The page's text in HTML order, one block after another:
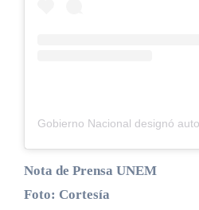
Gobierno Nacional designó
Nota de Prensa UNEM
Foto: Cortesía